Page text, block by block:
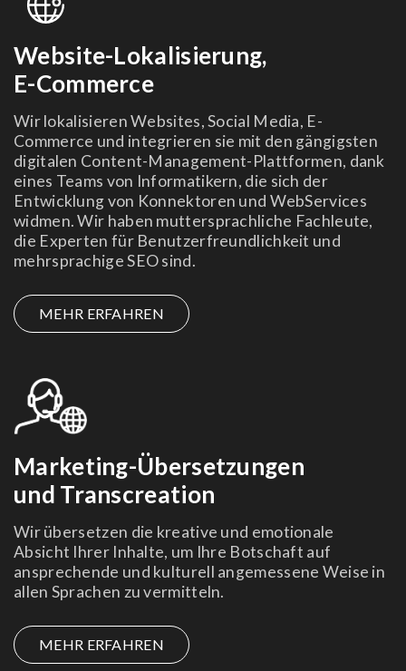
Website-Lokalisierung,
E-Commerce
Wir lokalisieren Websites, Social Media, E-
Commerce und integrieren sie mit den gängigsten
digitalen Content-Management-Plattformen, dank
eines Teams von Informatikern, die sich der
Entwicklung von Konnektoren und WebServices
widmen. Wir haben muttersprachliche Fachleute,
die Experten für Benutzerfreundlichkeit und
mehrsprachige SEO sind.
MEHR ERFAHREN
Marketing-Übersetzungen
und Transcreation
Wir übersetzen die kreative und emotionale
Absicht Ihrer Inhalte, um Ihre Botschaft auf
ansprechende und kulturell angemessene Weise in
allen Sprachen zu vermitteln.
MEHR ERFAHREN